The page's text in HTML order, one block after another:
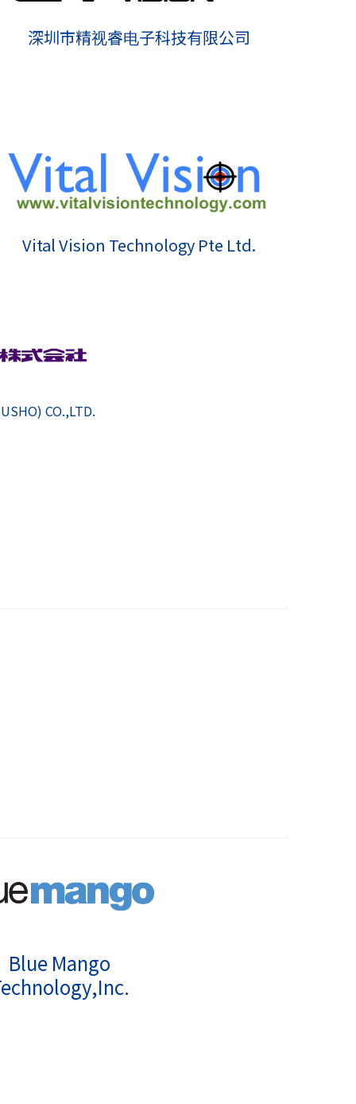
深圳市精视睿电子科技有限公司
Vital Vision Technology Pte Ltd.
CO.,LTD.
Blue Mango